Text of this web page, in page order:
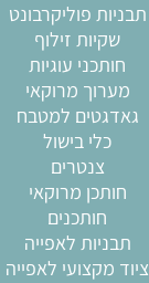
תבניות פוליקרבונט
שקיות זילוף
חותכני עוגיות
מערוך מרוקאי
גאדגטים למטבח
כלי בישול
צנטרים
חותכן מרוקאי
חותכנים
תבניות לאפייה
ציוד מקצועי לאפייה